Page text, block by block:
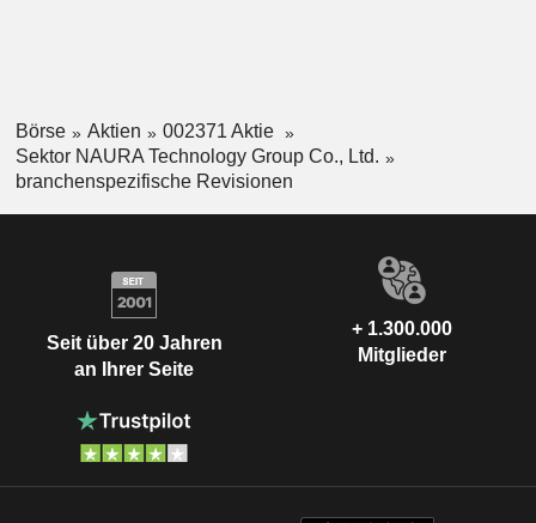
Börse Aktien
002371 Aktie
Sektor NAURA Technology Group Co., Ltd.
branchenspezifische Revisionen
Seit über 20 Jahren
an Ihrer Seite
+ 1.300.000
Mitglieder